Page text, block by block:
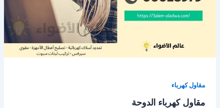
مقاول كهرباء
مقاول كهرباء الدوحة